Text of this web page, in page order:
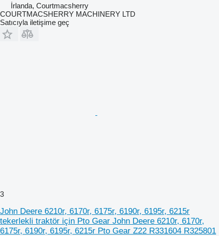
İrlanda, Courtmacsherry
COURTMACSHERRY MACHINERY LTD
Satıcıyla iletişime geç
3
John Deere 6210r, 6170r, 6175r, 6190r, 6195r, 6215r
tekerlekli traktör için Pto Gear John Deere 6210r, 6170r,
6175r, 6190r, 6195r, 6215r Pto Gear Z22 R331604 R325801